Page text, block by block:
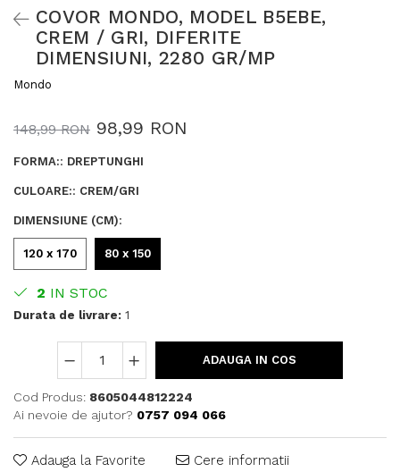
COVOR MONDO, MODEL B5EBE,
CREM / GRI, DIFERITE
DIMENSIUNI, 2280 GR/MP
Mondo
148,99 RON 98,99 RON
FORMA:: DREPTUNGHI
CULOARE:: CREM/GRI
DIMENSIUNE (CM):
120 x 170 80 x 150
2 IN STOC
Durata de livrare: 1
ADAUGA IN COS
Cod Produs: 8605044812224
Ai nevoie de ajutor? 0757 094 066
Adauga la Favorite Cere informatii